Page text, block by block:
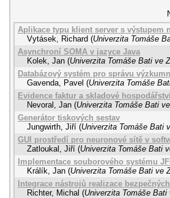
Aplikace typu klient server s výstupem
Vytásek, Richard (Univerzita Tomáše
Asynchroní SOMA v jazyce Java
Kolek, Jan (Univerzita Tomáše Bati ve
Databázový systém pro správu
Gavenda, Pavel (Univerzita Tomáše
Evidence faktur a skladové hospodářství
Nevoral, Jan (Univerzita Tomáše Bati
Generátor tiskových sestav
Jungwirth, Jiří (Univerzita Tomáše Bati
GUI prostředí pro neuronové sítě v
Zatloukal, Jiří (Univerzita Tomáše Bati
Implementace souborového systému
Králík, Jan (Univerzita Tomáše Bati ve
Integrace nástrojů realizace
Richter, Michal (Univerzita Tomáše Bati